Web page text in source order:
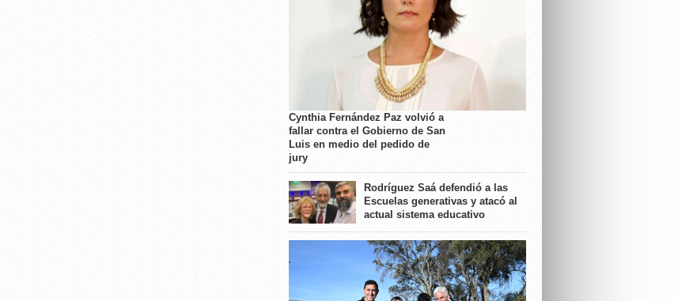
Cynthia Fernández Paz volvió a
fallar contra el Gobierno de San
Luis en medio del pedido de
jury
Rodríguez Saá defendió a las
Escuelas generativas y atacó al
actual sistema educativo